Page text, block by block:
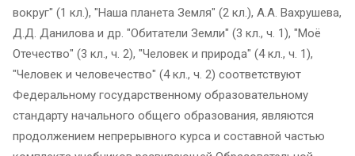
вокруг" (1 кл.), "Наша планета Земля" (2 кл.), А.А. Вахрушева,
Д.Д. Данилова и др. "Обитатели Земли" (3 кл., ч. 1), "Моё
Отечество" (3 кл., ч. 2), "Человек и природа" (4 кл., ч. 1),
"Человек и человечество" (4 кл., ч. 2) соответствуют
Федеральному государственному образовательному
стандарту начального общего образования, являются
продолжением непрерывного курса и составной частью